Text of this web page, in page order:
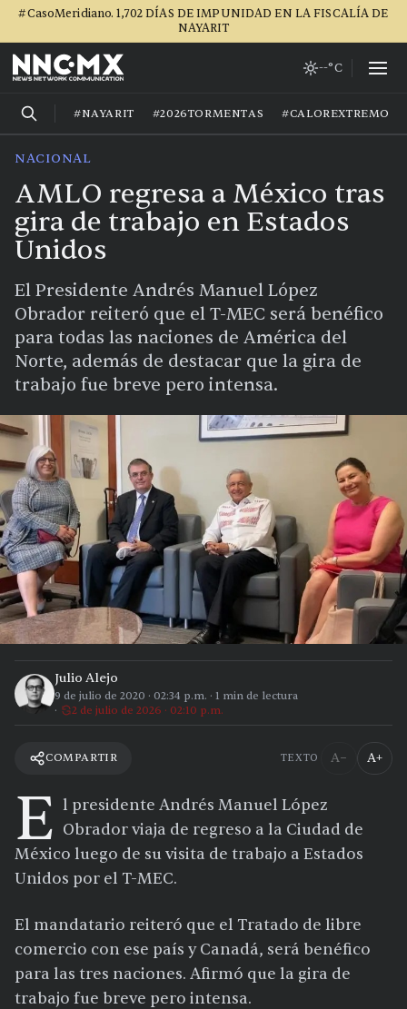
#CasoMeridiano. 1,702 DÍAS DE IMPUNIDAD EN LA FISCALÍA DE
NAYARIT
--°C
#NAYARIT #2026TORMENTAS #CALOREXTREMO
NACIONAL
AMLO regresa a México tras
gira de trabajo en Estados
Unidos
El Presidente Andrés Manuel López
Obrador reiteró que el T-MEC será benéfico
para todas las naciones de América del
Norte, además de destacar que la gira de
trabajo fue breve pero intensa.
Julio Alejo
9 de julio de 2020 · 02:34 p.m. · 1 min de lectura
2 de julio de 2026 · 02:10 p.m.
COMPARTIR TEXTO A− A+
E l presidente Andrés Manuel López
Obrador viaja de regreso a la Ciudad de
México luego de su visita de trabajo a Estados
Unidos por el T-MEC.
El mandatario reiteró que el Tratado de libre
comercio con ese país y Canadá, será benéfico
para las tres naciones. Afirmó que la gira de
trabajo fue breve pero intensa.